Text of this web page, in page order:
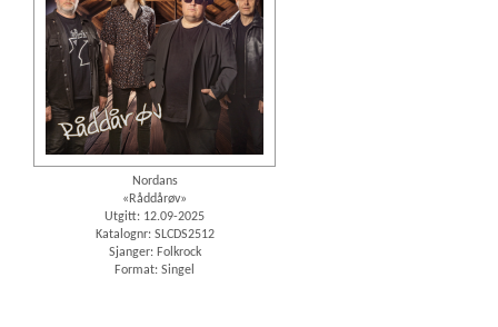
Nordans
«Råddårøv»
Utgitt: 12.09-2025
Katalognr: SLCDS2512
Sjanger: Folkrock
Format: Singel